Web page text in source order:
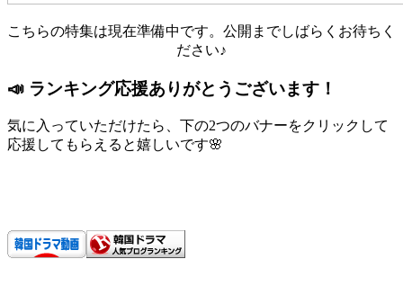
こちらの特集は現在準備中です。公開までしばらくお待ちく
ださい♪
📣 ランキング応援ありがとうございます！
気に入っていただけたら、下の2つのバナーをクリックして
応援してもらえると嬉しいです🌸